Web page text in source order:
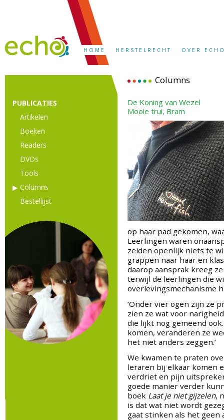
HOME HERSTELRECHT OVER
PUBLICATIES
Artikelen
Boeken
Readers
DVDs
Tools
Columns
Bestellijst
Columns
De Koning van Wezel
Mooie trui, Bram
op haar pad gekomen,
Leerlingen waren
zeiden openlijk niets te
grappen naar haar en
daarop aansprak kreeg
terwijl de leerlingen die
overlevingsmechanisme
‘Onder vier ogen zijn ze
zien ze wat voor
die lijkt nog gemeend
komen, veranderen ze
het niet anders zeggen.’
We kwamen te praten
leraren bij elkaar komen
verdriet en pijn
goede manier verder
boek Laat je niet gijzelen,
is dat wat niet wordt
gaat stinken als het geen